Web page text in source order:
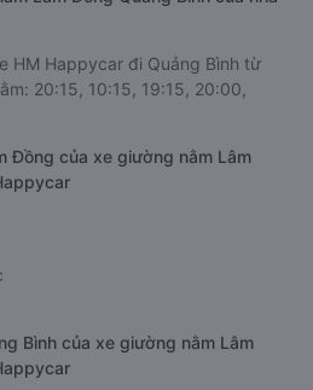
HM Happycar đi Quảng Bình từ
20:15, 10:15, 19:15, 20:00,
Đồng của xe giường nằm Lâm
Bình của xe giường nằm Lâm